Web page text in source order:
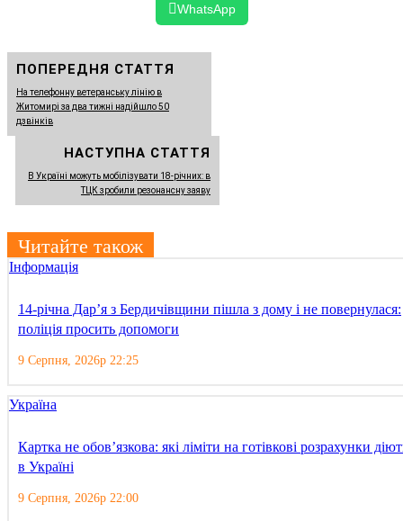
WhatsApp
ПОПЕРЕДНЯ СТАТТЯ
На телефонну ветеранську лінію в
Житомирі за два тижні надійшло 50
дзвінків
НАСТУПНА СТАТТЯ
В Україні можуть мобілізувати 18-річних: в
ТЦК зробили резонансну заяву
Читайте також
Інформація
14-річна Дар’я з Бердичівщини пішла з дому і не повернулася:
поліція просить допомоги
9 Серпня, 2026р 22:25
Україна
Картка не обов’язкова: які ліміти на готівкові розрахунки
в Україні
9 Серпня, 2026р 22:00